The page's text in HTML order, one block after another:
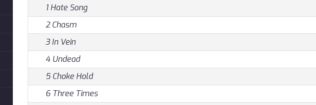
1 Hate Song
2 Chasm
3 In Vein
4 Undead
5 Choke Hold
6 Three Times